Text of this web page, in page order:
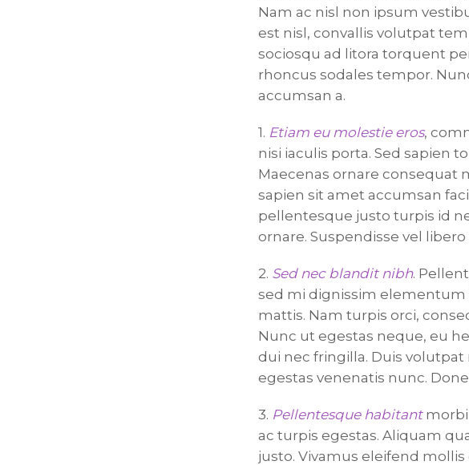
Nam ac nisl non ipsum
est nisl, convallis volutpat
sociosqu ad litora torquent
rhoncus sodales tempor.
accumsan a.
1. Etiam eu molestie eros,
nisi iaculis porta. Sed sapien
Maecenas ornare consequat
sapien sit amet accumsan
pellentesque justo turpis id
ornare. Suspendisse vel libero
2. Sed nec blandit nibh.
sed mi dignissim elementum
mattis. Nam turpis orci,
Nunc ut egestas neque, eu
dui nec fringilla. Duis
egestas venenatis nunc.
3. Pellentesque habitantmorbi
ac turpis egestas. Aliquam
justo. Vivamus eleifend